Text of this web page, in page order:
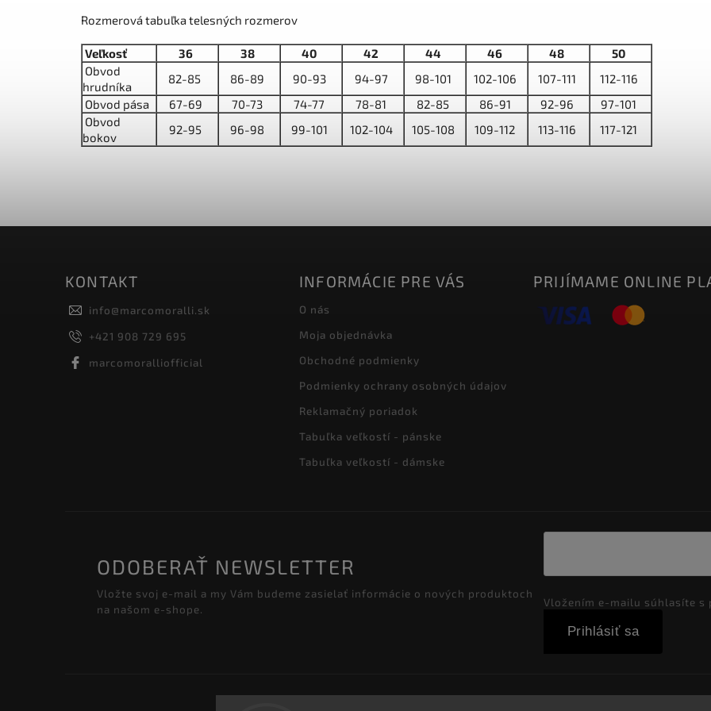
Rozmerová tabuľka telesných rozmerov
Veľkosť 36 38 40 42 44 46 48
50
Obvod
hrudníka
82-85 86-89 90-93 94-97 98-101 102-106 107-111
112-116
Obvod pása
67-69 70-73 74-77 78-81 82-85 86-91 92-96
97-101
Obvod
bokov
92-95 96-98 99-101 102-104 105-108 109-112 113-116 117-121
KONTAKT
info@marcomoralli.sk
+421 908 729 695
marcomoralliofficial
INFORMÁCIE PRE VÁS
O nás
Moja objednávka
Obchodné podmienky
Podmienky ochrany osobných údajov
Reklamačný poriadok
Tabuľka veľkostí - pánske
Tabuľka veľkostí - dámske
PRIJÍMAME ONLINE
ODOBERAŤ NEWSLETTER
Vložte svoj e-mail a my Vám budeme zasielať informácie o nových produktoch
na našom e-shope.
Vložením e-mailu súhlasíte s
Prihlásiť sa